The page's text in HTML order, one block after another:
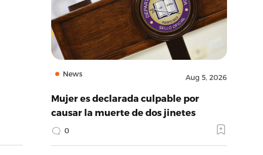
News Aug 5, 2026
Mujer es declarada culpable por
causar la muerte de dos jinetes
0